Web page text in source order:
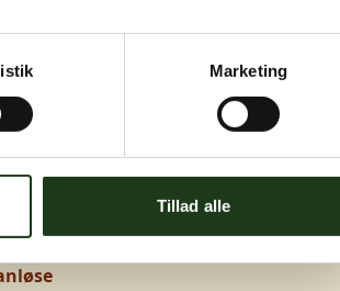
Marketing
Tillad alle